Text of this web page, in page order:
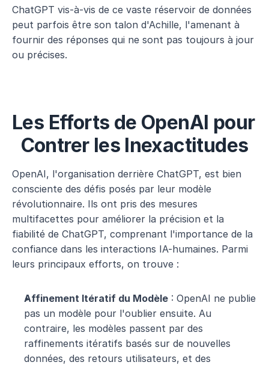
ChatGPT vis-à-vis de ce vaste réservoir de données
peut parfois être son talon d'Achille, l'amenant à
fournir des réponses qui ne sont pas toujours à jour
ou précises.
Les Efforts de OpenAI pour
Contrer les Inexactitudes
OpenAI, l'organisation derrière ChatGPT, est bien
consciente des défis posés par leur modèle
révolutionnaire. Ils ont pris des mesures
multifacettes pour améliorer la précision et la
fiabilité de ChatGPT, comprenant l'importance de la
confiance dans les interactions IA-humaines. Parmi
leurs principaux efforts, on trouve :
Affinement Itératif du Modèle : OpenAI ne publie
pas un modèle pour l'oublier ensuite. Au
contraire, les modèles passent par des
raffinements itératifs basés sur de nouvelles
données, des retours utilisateurs, et des